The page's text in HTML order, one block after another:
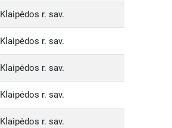
Klaipėdos r. sav.
Klaipėdos r. sav.
Klaipėdos r. sav.
Klaipėdos r. sav.
Klaipėdos r. sav.